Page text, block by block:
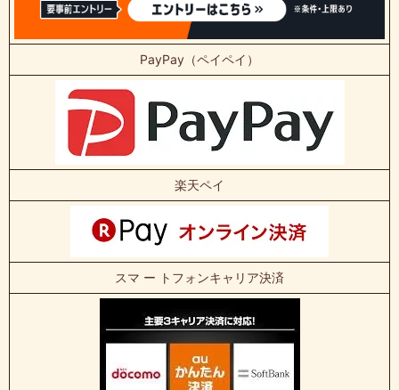
PayPay（ペイペイ）
楽天ペイ
スマ ー トフォンキャリア決済